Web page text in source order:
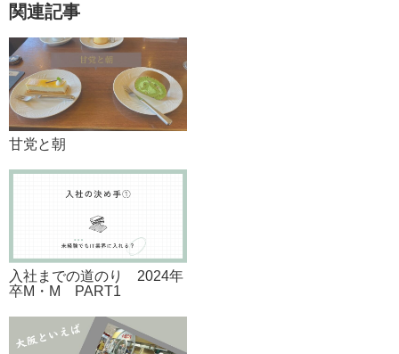
関連記事
甘党と朝
入社までの道のり 2024年
卒M・M PART1